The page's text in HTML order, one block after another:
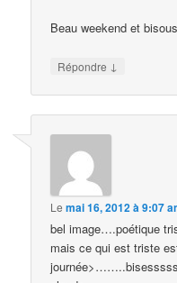
Beau weekend et
Répondre ↓
Lemai 16, 2012 à 9:07
bel image….poétique
mais ce qui est triste